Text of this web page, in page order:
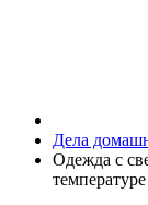
Дела
Одежда с
температуре